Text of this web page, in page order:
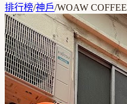
排行榜/神戶/WOAW COFFEE